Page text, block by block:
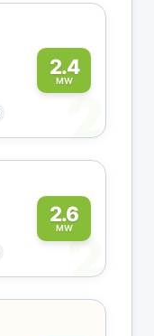
2.4
MW
2
2.6
MW2